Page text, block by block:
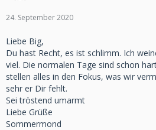
24. September 2020
Liebe Big,
Du hast Recht, es ist schlimm. Ich
viel. Die normalen Tage sind schon
stellen alles in den Fokus, was wir
sehr er Dir fehlt.
Sei tröstend umarmt
Liebe Grüße
Sommermond